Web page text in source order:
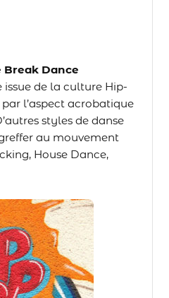
Break Dance
de la culture Hip-
l’aspect acrobatique
styles de danse
au mouvement
House Dance,